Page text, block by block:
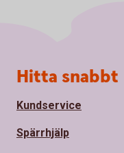
Sidfot
Hitta snabbt
Kundservice
Spärrhjälp